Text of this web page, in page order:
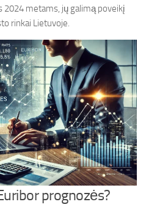
metams, jų galimą poveikį
rinkai Lietuvoje.
prognozės?